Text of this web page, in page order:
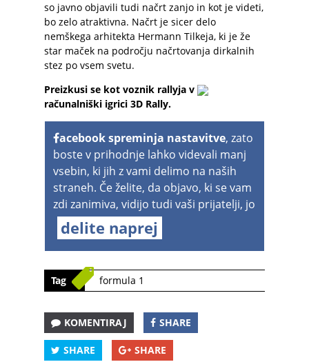
so javno objavili tudi načrt zanjo in kot je videti,
bo zelo atraktivna. Načrt je sicer delo
nemškega arhitekta Hermann Tilkeja, ki je že
star maček na področju načrtovanja dirkalnih
stez po vsem svetu.
Preizkusi se kot voznik rallyja v
računalniški igrici 3D Rally.
acebook spreminja nastavitve, zato
boste v prihodnje lahko videvali manj
vsebin, ki jih z vami delimo na naših
straneh. Če želite, da objavo, ki se vam
zdi zanimiva, vidijo tudi vaši prijatelji, jo
delite naprej
Tag formula 1
KOMENTIRAJ SHARE
SHARE SHARE